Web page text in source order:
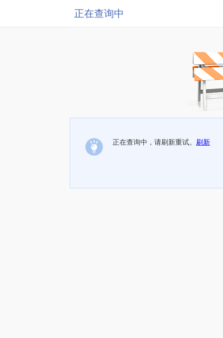
正在查询中
正在查询中，请刷新重试。 刷新